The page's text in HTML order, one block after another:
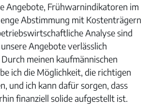
Angebote, Frühwarnindikatoren im
Abstimmung mit Kostenträgern
Analyse sind
Angebote verlässlich
meinen kaufmännischen
ich die Möglichkeit, die richtigen
und ich kann dafür sorgen, dass
finanziell solide aufgestellt ist.